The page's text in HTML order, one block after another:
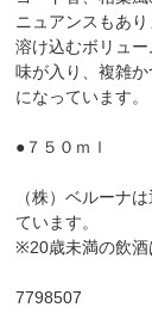
ニュアンスもあ
溶け込むボリュ
味が入り、複雑
になっています。
●７５０ｍｌ
（株）ベルーナ
ています。
※20歳未満の飲酒
7798507